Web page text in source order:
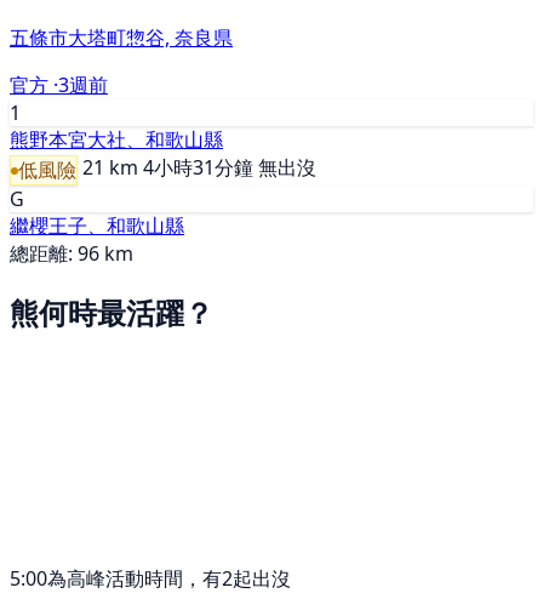
五條市大塔町惣谷, 奈良県
官方 ·3週前
1
熊野本宮大社、和歌山縣
低風險 21 km 4小時31分鐘無出沒
G
繼櫻王子、和歌山縣
總距離: 96 km
熊何時最活躍？
5:00為高峰活動時間，有2起出沒